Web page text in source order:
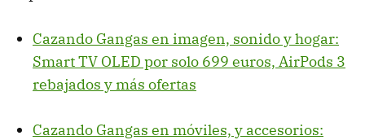
Cazando Gangas en imagen, sonido y hogar:
Smart TV OLED por solo 699 euros, AirPods 3
rebajados y más ofertas
Cazando Gangas en móviles, y accesorios: